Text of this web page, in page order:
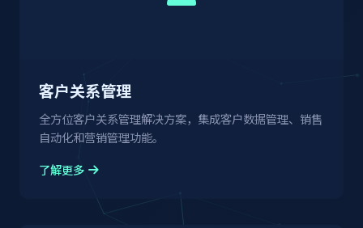
客户关系管理
全方位客户关系管理解决方案，集成客户数据管理、销售
自动化和营销管理功能。
了解更多